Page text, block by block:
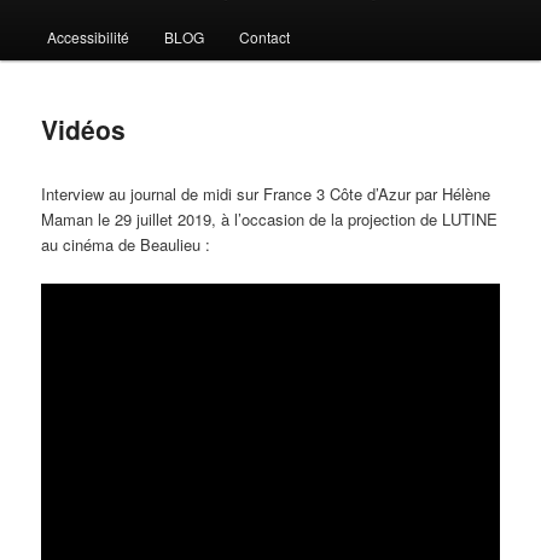
Accessibilité BLOG Contact
Vidéos
Interview au journal de midi sur France 3 Côte d’Azur par Hélène
Maman le 29 juillet 2019, à l’occasion de la projection de LUTINE
au cinéma de Beaulieu :